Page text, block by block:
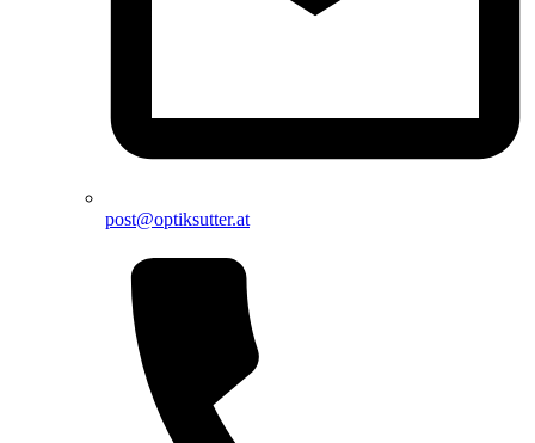
post@optiksutter.at